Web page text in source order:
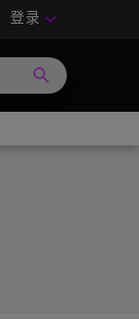
登录 keyboard_arrow_down
search